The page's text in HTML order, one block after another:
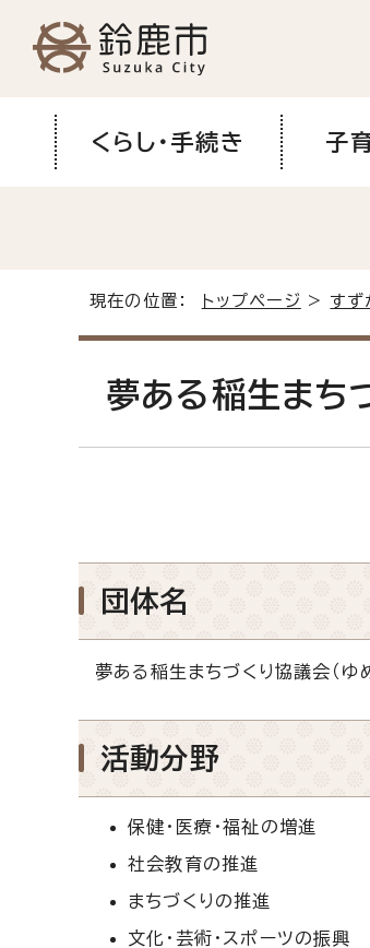
くらし・手続き 子
現在の位置： トップページ > すず
夢ある稲生まち
団体名
夢ある稲生まちづくり協議会（ゆ
活動分野
保健・医療・福祉の増進
社会教育の推進
まちづくりの推進
文化・芸術・スポーツの振興